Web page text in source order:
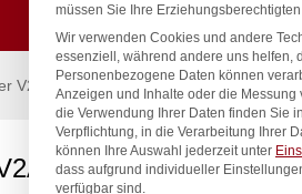
V2A 1/2″ ohne Excenter
1/2″ ohne Excenter
müssen Sie Ihre
Wir verwenden Cookies und andere
essenziell, während andere uns helfen,
Personenbezogene Daten können
Anzeigen und Inhalte oder die Messung
die Verwendung Ihrer Daten finden Sie
Verpflichtung, in die Verarbeitung Ihrer
können Ihre Auswahl jederzeit unter
dass aufgrund individueller
verfügbar sind.